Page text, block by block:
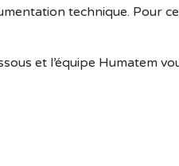
technique. Pour
et l’équipe Humatem